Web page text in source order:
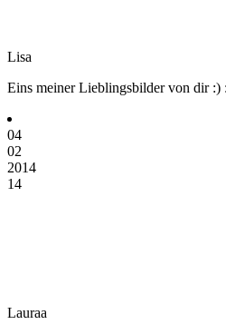
Lisa
Eins meiner Lieblingsbilder von dir :)
04
02
2014
14
Lauraa